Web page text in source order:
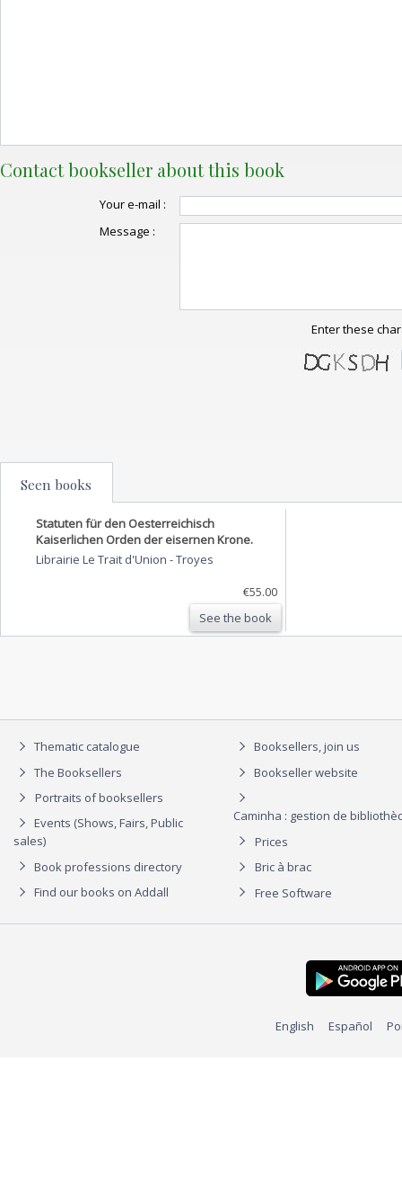
Contact bookseller about this book
Your e-mail :
Message :
Enter these
Seen books
Statuten für den Oesterreichisch
Kaiserlichen Orden der eisernen Krone.
Librairie Le Trait d'Union -Troyes
€55.00
See the book
Thematic catalogue
The Booksellers
Portraits of booksellers
Events (Shows, Fairs, Public
sales)
Book professions directory
Find our books on Addall
Booksellers, join us
Bookseller website
Caminha : gestion de
Prices
Bric à brac
Free Software
English Español